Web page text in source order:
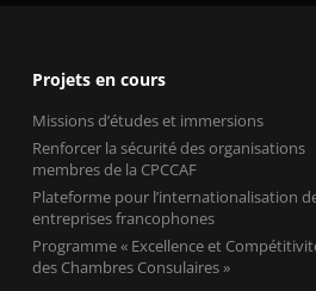
Projets en cours
Missions d’études et immersions
Renforcer la sécurité des organisations
membres de la CPCCAF
Plateforme pour l’internationalisation
entreprises francophones
Programme « Excellence et
des Chambres Consulaires »